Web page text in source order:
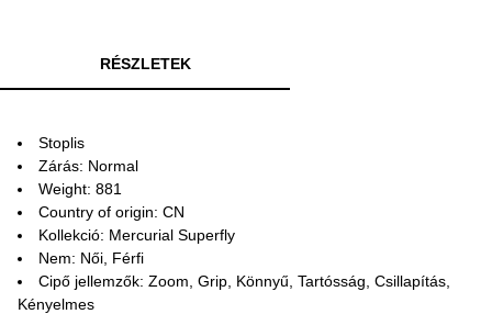
RÉSZLETEK
Stoplis
Zárás: Normal
Weight: 881
Country of origin: CN
Kollekció: Mercurial Superfly
Nem: Női, Férfi
Cipő jellemzők: Zoom, Grip, Könnyű, Tartósság, Csillapítás,
Kényelmes